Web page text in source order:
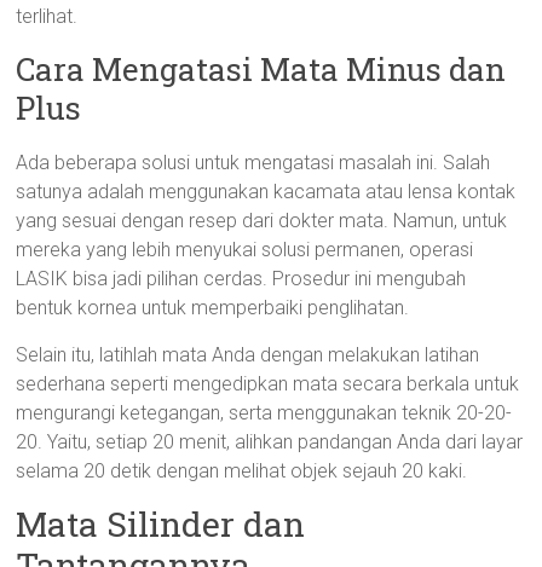
terlihat.
Cara Mengatasi Mata Minus dan
Plus
Ada beberapa solusi untuk mengatasi masalah ini. Salah
satunya adalah menggunakan kacamata atau lensa kontak
yang sesuai dengan resep dari dokter mata. Namun, untuk
mereka yang lebih menyukai solusi permanen, operasi
LASIK bisa jadi pilihan cerdas. Prosedur ini mengubah
bentuk kornea untuk memperbaiki penglihatan.
Selain itu, latihlah mata Anda dengan melakukan latihan
sederhana seperti mengedipkan mata secara berkala untuk
mengurangi ketegangan, serta menggunakan teknik 20-20-
20. Yaitu, setiap 20 menit, alihkan pandangan Anda dari layar
selama 20 detik dengan melihat objek sejauh 20 kaki.
Mata Silinder dan